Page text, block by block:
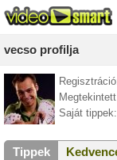
vecso profilja
Saját tippek:
Tippek